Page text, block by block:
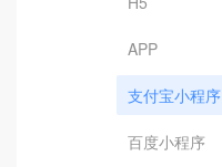
APP
支付宝小程序
百度小程序